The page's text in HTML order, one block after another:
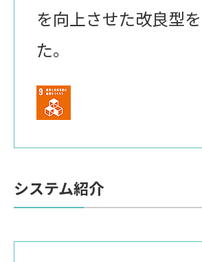
を向上させた改良型
た。
システム紹介